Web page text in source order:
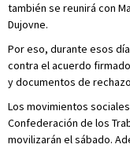
también se reunirá con
Dujovne.
Por eso, durante esos
contra el acuerdo
y documentos de
Los movimientos
Confederación de los
movilizarán el sábado.